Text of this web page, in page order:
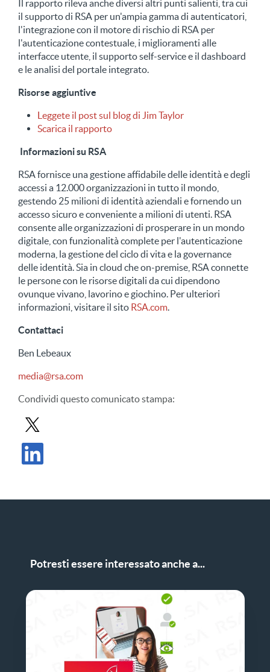
Il rapporto rileva anche diversi altri punti salienti, tra cui
il supporto di RSA per un'ampia gamma di autenticatori,
l'integrazione con il motore di rischio di RSA per
l'autenticazione contestuale, i miglioramenti alle
interfacce utente, il supporto self-service e il dashboard
e le analisi del portale integrato.
Risorse aggiuntive
Leggete il post sul blog di Jim Taylor
Scarica il rapporto
Informazioni su RSA
RSA fornisce una gestione affidabile delle identità e degli
accessi a 12.000 organizzazioni in tutto il mondo,
gestendo 25 milioni di identità aziendali e fornendo un
accesso sicuro e conveniente a milioni di utenti. RSA
consente alle organizzazioni di prosperare in un mondo
digitale, con funzionalità complete per l'autenticazione
moderna, la gestione del ciclo di vita e la governance
delle identità. Sia in cloud che on-premise, RSA connette
le persone con le risorse digitali da cui dipendono
ovunque vivano, lavorino e giochino. Per ulteriori
informazioni, visitare il sito RSA.com.
Contattaci
Ben Lebeaux
media@rsa.com
Condividi questo comunicato stampa:
Condividi il comunicato stampa in X
Potresti essere interessato anche a...